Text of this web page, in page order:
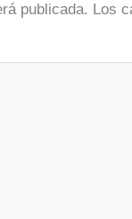
publicada. Los